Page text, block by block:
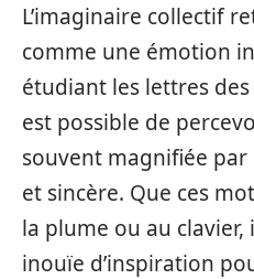
L’imaginaire collectif
comme une émotion
étudiant les lettres
est possible de
souvent magnifiée
et sincère. Que ces
la plume ou au
inouïe d’inspiration